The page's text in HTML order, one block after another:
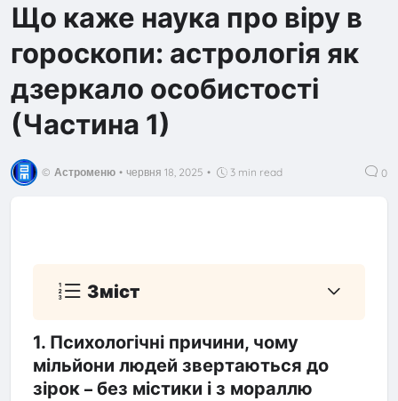
Що каже наука про віру в
гороскопи: астрологія як
дзеркало особистості
(Частина 1)
© Астроменю • червня 18, 2025 • 3 min read 0
Зміст
1. Психологічні причини, чому
мільйони людей звертаються до
зірок –без містики і з мораллю